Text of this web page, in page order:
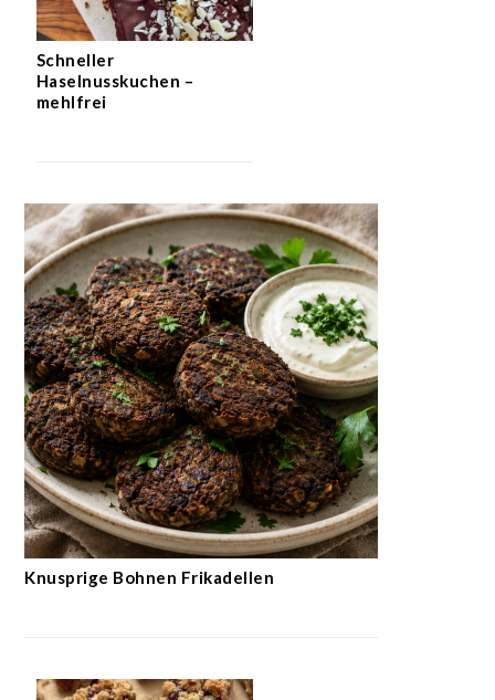
Schneller
Haselnusskuchen –
mehlfrei
Knusprige Bohnen Frikadellen